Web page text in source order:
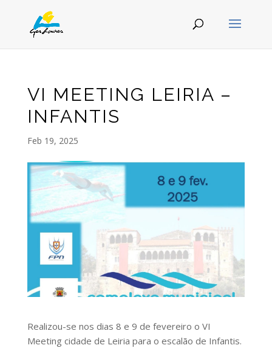
VI MEETING LEIRIA –
INFANTIS
Feb 19, 2025
Realizou-se nos dias 8 e 9 de fevereiro o VI
Meeting cidade de Leiria para o escalão de Infantis.